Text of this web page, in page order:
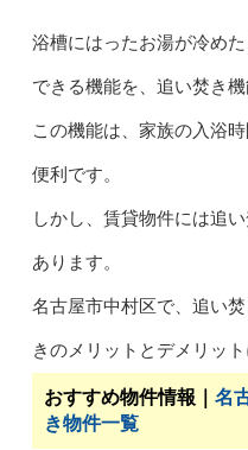
浴槽にはったお湯が冷め
できる機能を、追い焚き機
この機能は、家族の入浴
便利です。
しかし、賃貸物件には追
あります。
名古屋市中村区で、追い
きのメリットとデメリッ
おすすめ物件情報｜ 名
き物件一覧